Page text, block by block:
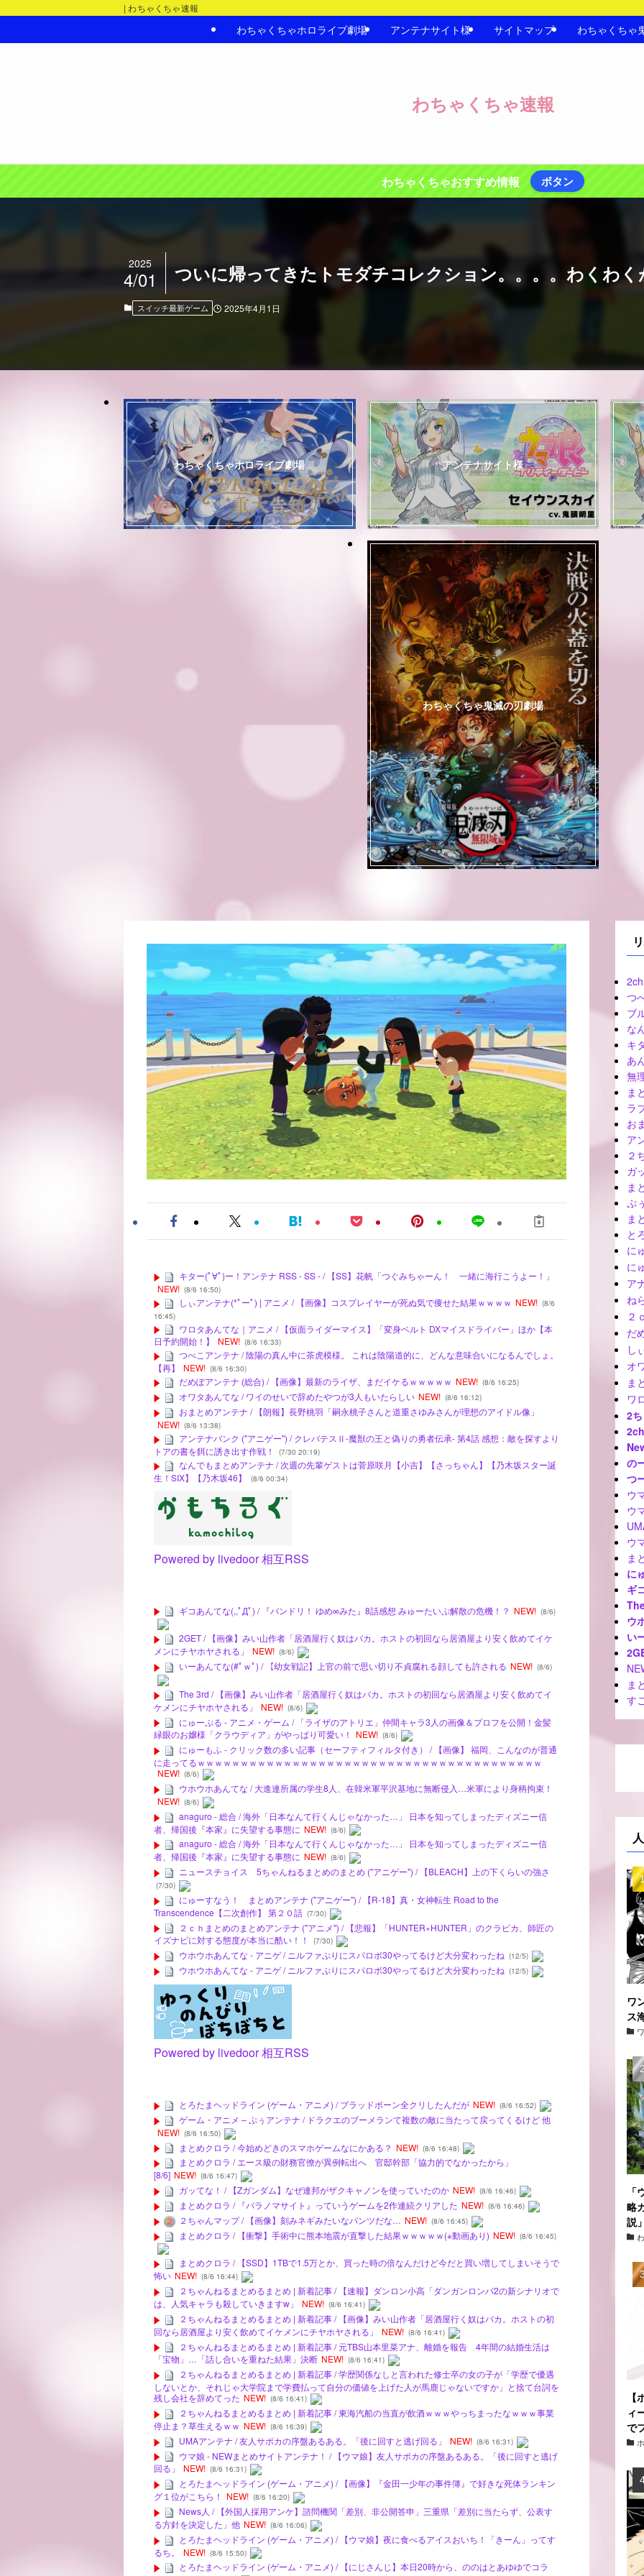
| わちゃくちゃ速報
わちゃくちゃ速報
わちゃくちゃホロライブ劇場 アンテナサイト様 サイトマップ わちゃくちゃ
わちゃくちゃおすすめ情報 ボタン
ついに帰ってきたトモダチコレクション。。。。わくわ
2025
4/01
スイッチ最新ゲーム 2025年4月1日
わちゃくちゃホロライブ劇場 アンテナサイト様
わちゃくちゃ鬼滅の刃劇場
キター(ﾟ∀ﾟ)ー！アンテナ RSS - SS - / 【SS】花帆「つぐみちゃーん！ 一緒に海行こうよー！」
NEW! (8/6 16:50)
しぃアンテナ(*ﾟーﾟ) | アニメ / 【画像】コスプレイヤーが死ぬ気で痩せた結果ｗｗｗｗ NEW! (8/6
16:45)
ワロタあんてな｜アニメ / 【仮面ライダーマイス】「変身ベルト DXマイスドライバー」ほか【本
日予約開始！】
NEW! (8/6 16:33)
つべこアンテナ / 陰陽の真ん中に茶虎模様。 これは陰陽道的に、どんな意味合いになるんでしょ。
【再】
NEW! (8/6 16:30)
だめぽアンテナ (総合) / 【画像】最新のライザ、まだイケるｗｗｗｗｗ NEW! (8/6 16:25)
オワタあんてな / ワイのせいで辞めたやつが3人もいたらしい NEW! (8/6 16:12)
おまとめアンテナ / 【朗報】長野桃羽「嗣永桃子さんと道重さゆみさんが理想のアイドル像」
NEW! (8/6 13:38)
アンテナバンク ("アニゲー") / クレバテスⅡ-魔獣の王と偽りの勇者伝承- 第4話 感想：敵を探すより
トアの書を餌に誘き出す作戦！
(7/30 20:19)
なんでもまとめアンテナ / 次週の先輩ゲストは菅原咲月【小吉】【さっちゃん】【乃木坂スター誕
生！SIX】【乃木坂46】
(8/6 00:34)
Powered by livedoor 相互RSS
ギコあんてな(,,ﾟДﾟ) / 『バンドリ！ ゆめ∞みた』8話感想 みゅーたいぷ解散の危機！？ NEW! (8/6)
2GET / 【画像】みい山作者「居酒屋行く奴はバカ。ホストの初回なら居酒屋より安く飲めてイケ
メンにチヤホヤされる」
NEW! (8/6)
いーあんてな(#ﾟｗﾟ) / 【幼女戦記】上官の前で思い切り不貞腐れる顔しても許される NEW! (8/6)
The 3rd / 【画像】みい山作者「居酒屋行く奴はバカ。ホストの初回なら居酒屋より安く飲めてイ
ケメンにチヤホヤされる」
NEW! (8/6)
にゅーぷる - アニメ・ゲーム / 「ライザのアトリエ」仲間キャラ3人の画像＆プロフを公開！金髪
緑眼のお嬢様「クラウディア」がやっぱり可愛い！
NEW! (8/6)
にゅーもふ - クリック数の多い記事（セーフティフィルタ付き） / 【画像】 福岡、こんなのが普通
に走ってるｗｗｗｗｗｗｗｗｗｗｗｗｗｗｗｗｗｗｗｗｗｗｗｗｗｗｗｗｗｗｗｗｗｗｗｗｗｗｗｗ
NEW! (8/6)
ウホウホあんてな / 大進連所属の学生8人、在韓米軍平沢基地に無断侵入…米軍により身柄拘束！
NEW! (8/6)
anaguro - 総合 / 海外「日本なんて行くんじゃなかった…」 日本を知ってしまったディズニー信
者、帰国後『本家』に失望する事態に NEW! (8/6)
anaguro - 総合 / 海外「日本なんて行くんじゃなかった…」 日本を知ってしまったディズニー信
者、帰国後『本家』に失望する事態に NEW! (8/6)
ニュースチョイス 5ちゃんねるまとめのまとめ ("アニゲー") / 【BLEACH】上の下くらいの強さ
(7/30)
にゅーすなう！ まとめアンテナ ("アニゲー") / 【R-18】真・女神転生 Road to the
Transcendence【二次創作】 第２０話 (7/30)
２ｃｈまとめのまとめアンテナ ("アニメ") / 【悲報】「HUNTER×HUNTER」のクラピカ、師匠の
イズナビに対する態度が本当に酷い！！
(7/30)
ウホウホあんてな - アニゲ / ニルファぶりにスパロボ30やってるけど大分変わったね (12/5)
ウホウホあんてな - アニゲ / ニルファぶりにスパロボ30やってるけど大分変わったね (12/5)
Powered by livedoor 相互RSS
とろたまヘッドライン (ゲーム・アニメ) / ブラッドボーン全クリしたんだが NEW! (8/6 16:52)
ゲーム・アニメ – ぷぅアンテナ / ドラクエのブーメランて複数の敵に当たって戻ってくるけど 他
NEW! (8/6 16:50)
まとめクロラ / 今始めどきのスマホゲームなにかある？ NEW! (8/6 16:48)
まとめクロラ / エース級の財務官僚が異例転出へ 官邸幹部「協力的でなかったから」
[8/6] NEW! (8/6 16:47)
ガッてな！ / 【Zガンダム】なぜ連邦がザクキャノンを使っていたのか NEW! (8/6 16:46)
まとめクロラ / 『パラノマサイト』っていうゲームを2作連続クリアした NEW! (8/6 16:46)
２ちゃんマップ / 【画像】刻みネギみたいなパンツだな… NEW! (8/6 16:45)
まとめクロラ / 【衝撃】手術中に熊本地震が直撃した結果ｗｗｗｗｗ(※動画あり) NEW! (8/6 16:45)
まとめクロラ / 【SSD】1TBで1.5万とか、買った時の倍なんだけど今だと買い増してしまいそうで
怖い NEW! (8/6 16:44)
２ちゃんねるまとめるまとめ | 新着記事 / 【速報】ダンロン小高「ダンガンロンパ2の新シナリオで
は、人気キャラも殺していきますw」
NEW! (8/6 16:41)
２ちゃんねるまとめるまとめ | 新着記事 / 【画像】みい山作者「居酒屋行く奴はバカ。ホストの初
回なら居酒屋より安く飲めてイケメンにチヤホヤされる」
NEW! (8/6 16:41)
２ちゃんねるまとめるまとめ | 新着記事 / 元TBS山本里菜アナ、離婚を報告 4年間の結婚生活は
「宝物」…「話し合いを重ねた結果」決断 NEW! (8/6 16:41)
２ちゃんねるまとめるまとめ | 新着記事 / 学歴関係なしと言われた修士卒の女の子が「学歴で優遇
しないとか、それじゃ大学院まで学費払って自分の価値を上げた人が馬鹿じゃないですか」と捨て台詞を
残し会社を辞めてった NEW! (8/6 16:41)
２ちゃんねるまとめるまとめ | 新着記事 / 東海汽船の当直が飲酒ｗｗｗやっちまったなｗｗｗ事業
停止ま？草生えるｗｗ NEW! (8/6 16:39)
UMAアンテナ / 友人サポカの序盤あるある。「後に回すと逃げ回る」 NEW! (8/6 16:31)
ウマ娘 - NEWまとめサイトアンテナ！ / 【ウマ娘】友人サポカの序盤あるある。「後に回すと逃げ
回る」
NEW! (8/6 16:31)
とろたまヘッドライン (ゲーム・アニメ) / 【画像】『金田一少年の事件簿』で好きな死体ランキン
グ１位がこちら！
NEW! (8/6 16:20)
News人 / 【外国人採用アンケ】諮問機関「差別、非公開答申」三重県「差別に当たらず、公表す
る方針を決定した」他 NEW! (8/6 16:06)
とろたまヘッドライン (ゲーム・アニメ) / 【ウマ娘】夜に食べるアイスおいち！「きーん」ってす
るち。
NEW! (8/6 15:50)
とろたまヘッドライン (ゲーム・アニメ) / 【にじさんじ】本日20時から、ののはとあゆゆでコラ
つ
ブ
な
キ
あ
無
ま
ラ
お
ア
２
ガ
ま
ぷ
ま
と
に
に
ア
ね
２
だ
し
オ
ま
ワ
2
の
つ
ウ
ウ
ウ
ま
に
ギ
ウ
い
ま
す
ワ
ス
略
説
ィ
で